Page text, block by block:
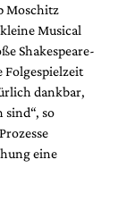
Moschitz
Musical
Shakespeare-
Folgespielzeit
dankbar,
sind“, so
eine